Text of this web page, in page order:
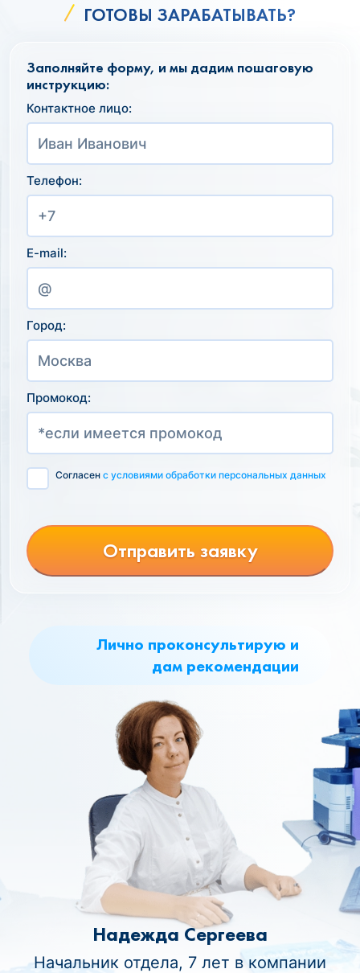
ГОТОВЫ ЗАРАБАТЫВАТЬ?
Лично проконсультирую и
дам рекомендации
Надежда Сергеева
Начальник отдела, 7 лет в компании
Заполняйте форму, и мы дадим пошаговую
инструкцию:
Контактное лицо:
Телефон:
E-mail:
Город:
Промокод:
Согласен с условиями обработки персональных данных
Отправить заявку